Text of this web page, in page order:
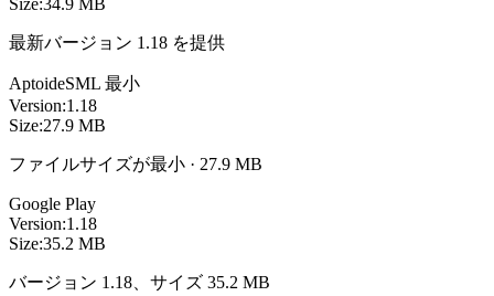
最新バージョン 1.18 を提供
AptoideSML 最小
Version:1.18
Size:27.9 MB
ファイルサイズが最小 · 27.9 MB
Google Play
Version:1.18
Size:35.2 MB
バージョン 1.18、サイズ 35.2 MB